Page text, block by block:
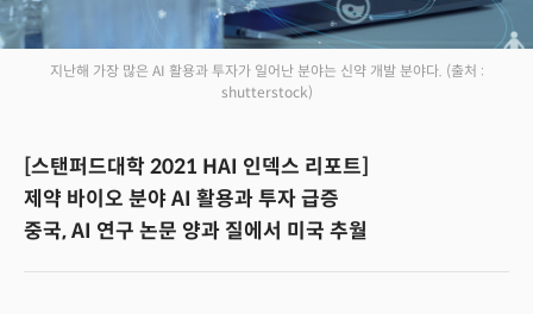
지난해 가장 많은 AI 활용과 투자가 일어난 분야는 신약 개발 분야다. (출처 :
shutterstock)
[스탠퍼드대학 2021 HAI 인덱스 리포트]
제약 바이오 분야 AI 활용과 투자 급증
중국, AI 연구 논문 양과 질에서 미국 추월